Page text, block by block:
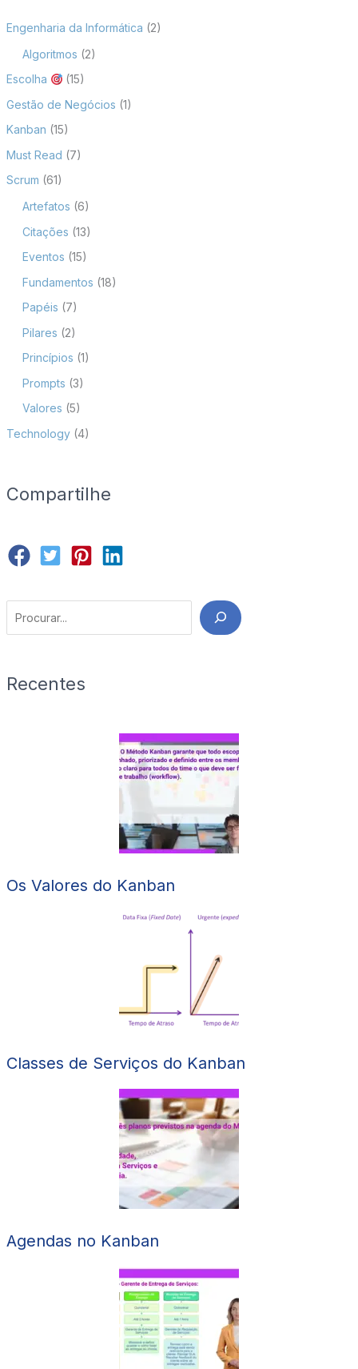
Engenharia da Informática (2)
Algoritmos (2)
Escolha
(15)
Gestão de Negócios (1)
Kanban (15)
Must Read (7)
Scrum (61)
Artefatos (6)
Citações (13)
Eventos (15)
Fundamentos (18)
Papéis (7)
Pilares (2)
Princípios (1)
Prompts (3)
Valores (5)
Technology(4)
Compartilhe
Search
Recentes
Os Valores do Kanban
Classes de Serviços do Kanban
Agendas no Kanban